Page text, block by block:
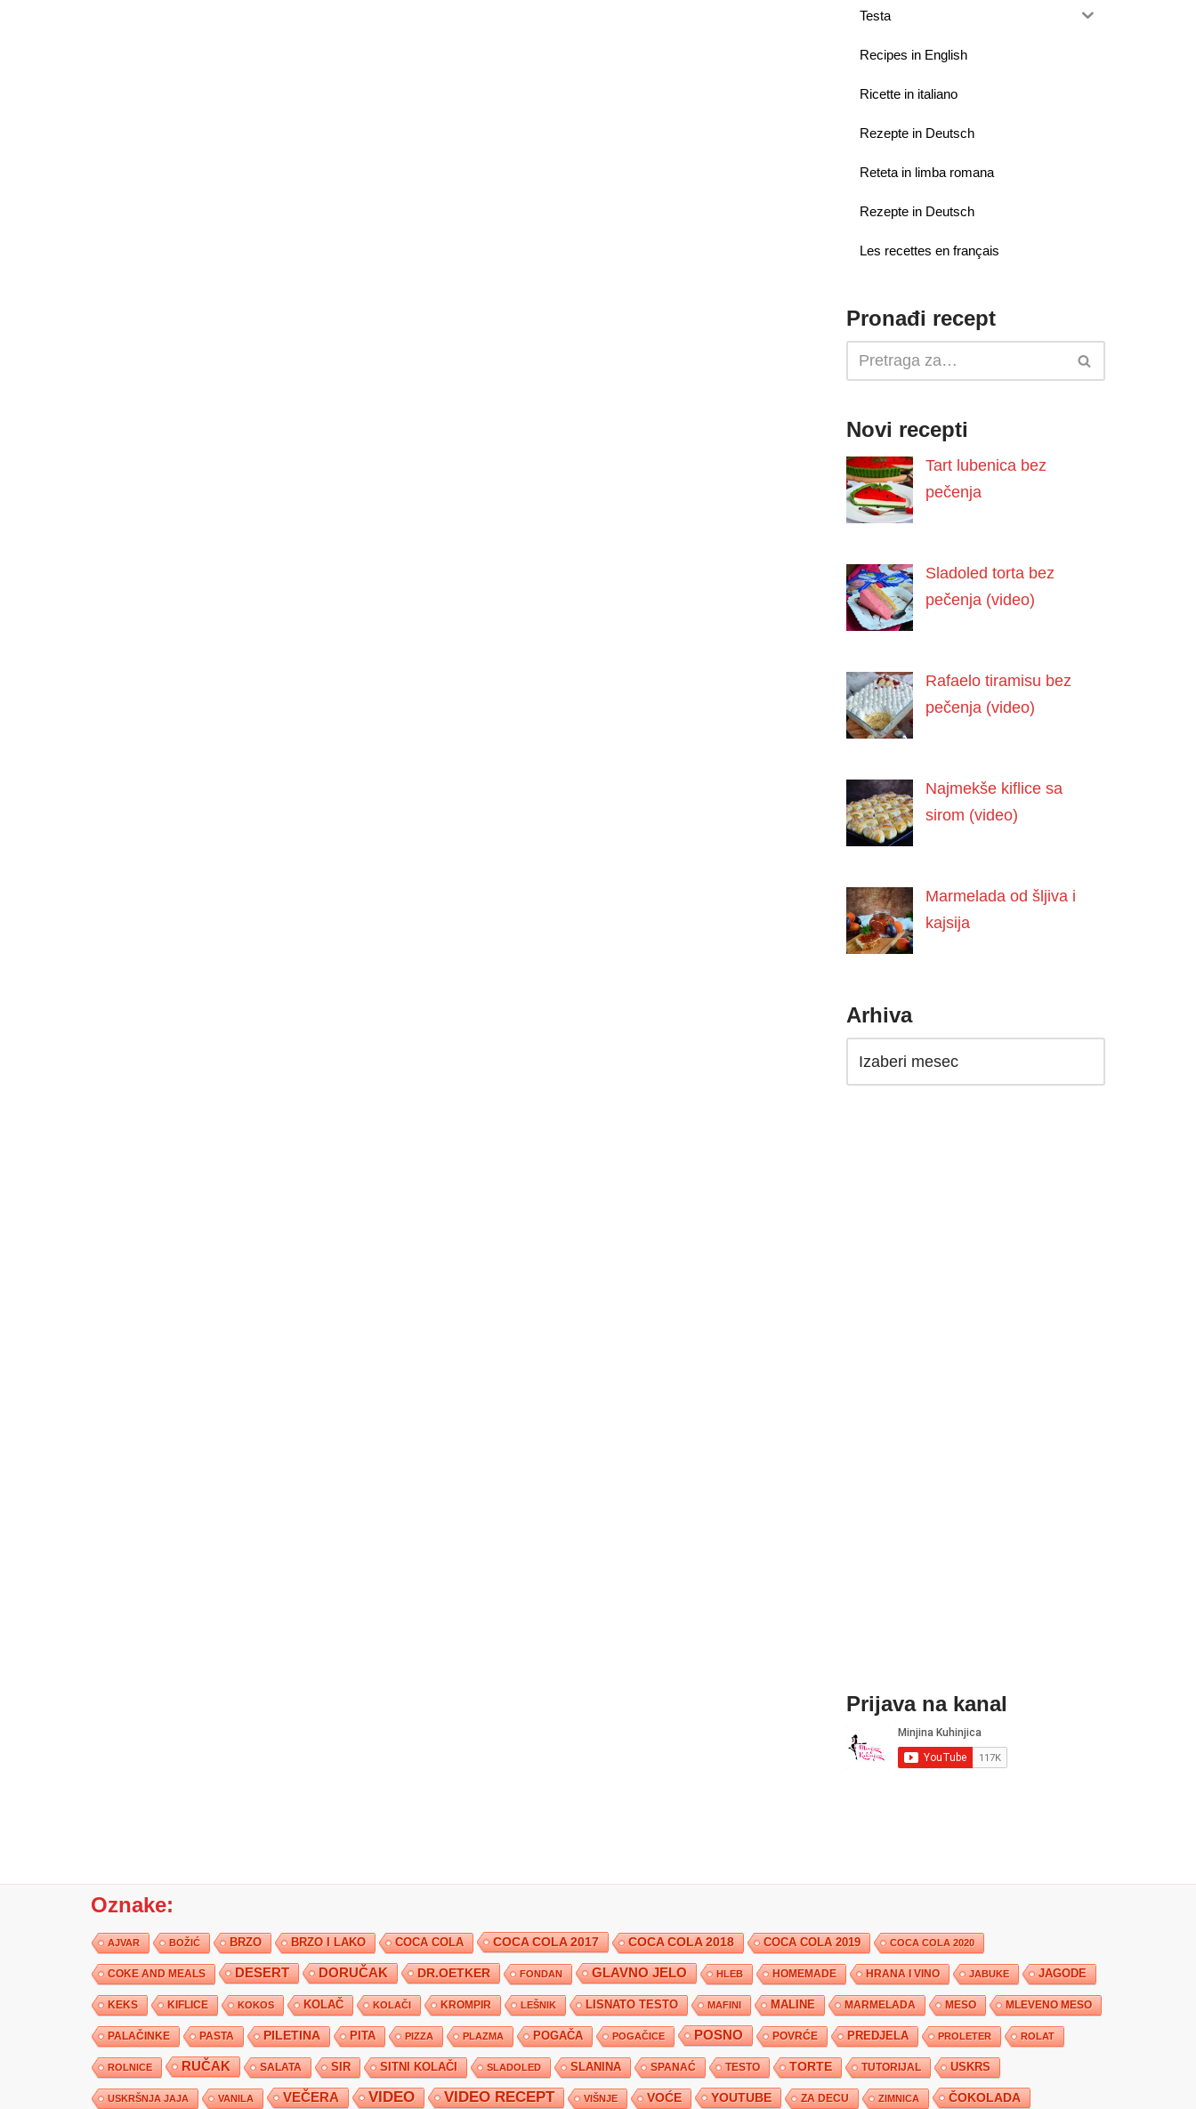
Testa
Recipes in English
Ricette in italiano
Rezepte in Deutsch
Reteta in limba romana
Rezepte in Deutsch
Les recettes en français
Pronađi recept
Novi recepti
Tart lubenica bez
pečenja
Sladoled torta bez
pečenja (video)
Rafaelo tiramisu bez
pečenja (video)
Najmekše kiflice sa
sirom (video)
Marmelada od šljiva i
kajsija
Arhiva
Prijava na kanal
Oznake:
AJVAR BOŽIĆ BRZO BRZO I LAKO COCA COLA COCA COLA 2017 COCA COLA 2018 COCA COLA 2019 COCA COLA 2020
COKE AND MEALS DESERT DORUČAK DR.OETKER FONDAN GLAVNO JELO HLEB HOMEMADE HRANA I VINO JABUKE JAGODE
KEKS KIFLICE KOKOS KOLAČ KOLAČI KROMPIR LEŠNIK LISNATO TESTO MAFINI MALINE MARMELADA MESO MLEVENO MESO
PALAČINKE PASTA PILETINA PITA PIZZA PLAZMA POGAČA POGAČICE POSNO POVRĆE PREDJELA PROLETER ROLAT
ROLNICE RUČAK SALATA SIR SITNI KOLAČI SLADOLED SLANINA SPANAĆ TESTO TORTE TUTORIJAL USKRS
USKRŠNJA JAJA VANILA VEČERA VIDEO VIDEO RECEPT VIŠNJE VOĆE YOUTUBE ZA DECU ZIMNICA ČOKOLADA